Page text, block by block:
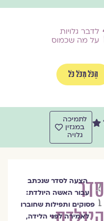
הַכֹּל מִכֹּל כֹּל
לתמיכה
במגזין
גלויה
סדר
אלכס
ברגר-פולסקי
הצעה לסדר שנכתב
עבור האשה היולדת:
פסוקים ותפילות שחוברו
לאמירה לפני הלידה,